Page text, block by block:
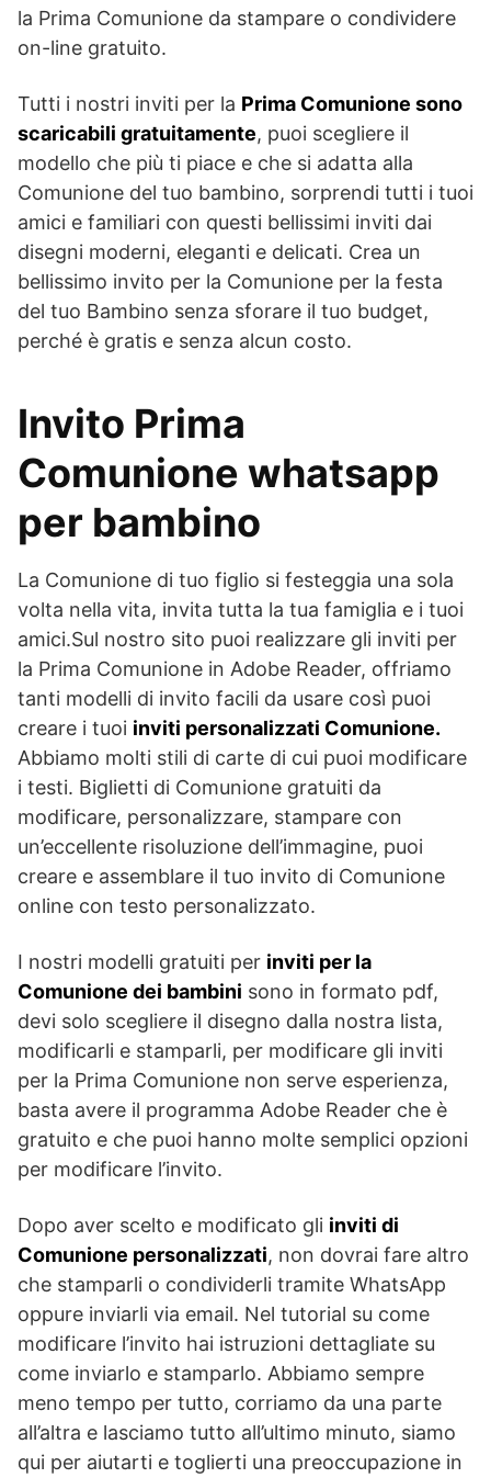
la Prima Comunione da stampare o condividere
on-line gratuito.
Tutti i nostri inviti per la Prima Comunione sono
scaricabili gratuitamente, puoi scegliere il
modello che più ti piace e che si adatta alla
Comunione del tuo bambino, sorprendi tutti i tuoi
amici e familiari con questi bellissimi inviti dai
disegni moderni, eleganti e delicati. Crea un
bellissimo invito per la Comunione per la festa
del tuo Bambino senza sforare il tuo budget,
perché è gratis e senza alcun costo.
Invito Prima
Comunione whatsapp
per bambino
La Comunione di tuo figlio si festeggia una sola
volta nella vita, invita tutta la tua famiglia e i tuoi
amici.Sul nostro sito puoi realizzare gli inviti per
la Prima Comunione in Adobe Reader, offriamo
tanti modelli di invito facili da usare così puoi
creare i tuoi inviti personalizzati Comunione.
Abbiamo molti stili di carte di cui puoi modificare
i testi. Biglietti di Comunione gratuiti da
modificare, personalizzare, stampare con
un’eccellente risoluzione dell’immagine, puoi
creare e assemblare il tuo invito di Comunione
online con testo personalizzato.
I nostri modelli gratuiti per inviti per la
Comunione dei bambini sono in formato pdf,
devi solo scegliere il disegno dalla nostra lista,
modificarli e stamparli, per modificare gli inviti
per la Prima Comunione non serve esperienza,
basta avere il programma Adobe Reader che è
gratuito e che puoi hanno molte semplici opzioni
per modificare l’invito.
Dopo aver scelto e modificato gli inviti di
Comunione personalizzati, non dovrai fare altro
che stamparli o condividerli tramite WhatsApp
oppure inviarli via email. Nel tutorial su come
modificare l’invito hai istruzioni dettagliate su
come inviarlo e stamparlo. Abbiamo sempre
meno tempo per tutto, corriamo da una parte
all’altra e lasciamo tutto all’ultimo minuto, siamo
qui per aiutarti e toglierti una preoccupazione in